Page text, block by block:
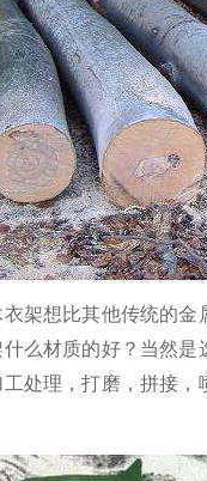
架想比其他传统的
么材质的好？当然
处理，打磨，拼接